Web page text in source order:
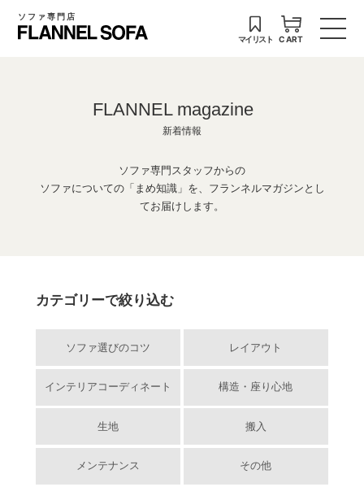
ソファ専門店
マイリスト CART
FLANNEL magazine
新着情報
ソファ専門スタッフからの
ソファについての「まめ知識」を、フランネルマガジンとし
てお届けします。
カテゴリーで絞り込む
ソファ選びのコツ レイアウト
インテリアコーディネート 構造・座り心地
生地 搬入
メンテナンス その他